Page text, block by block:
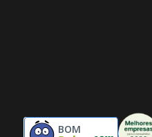
BOM